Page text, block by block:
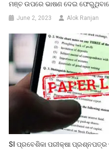
ମଞ୍ଚ ଉପରେ ଭାଷଣ ଦେଇ
June 2, 2023 Alok Ranjan
SI ପ୍ରବେଶିକା ପରୀକ୍ଷା